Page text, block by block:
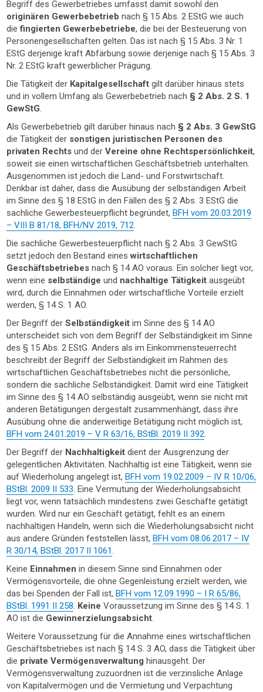
Begriff des Gewerbetriebes umfasst damit sowohl den
originären Gewerbebetrieb nach § 15 Abs. 2 EStG wie auch
diefingierten Gewerbebetriebe, die bei der Besteuerung von
Personengesellschaften gelten. Das ist nach § 15 Abs. 3 Nr. 1
EStG derjenige kraft Abfärbung sowie derjenige nach § 15 Abs. 3
Nr. 2 EStG kraft gewerblicher Prägung.
Die Tätigkeit der Kapitalgesellschaftgilt darüber hinaus stets
und in vollem Umfang als Gewerbebetrieb nach § 2 Abs. 2 S. 1
GewStG.
Als Gewerbebetrieb gilt darüber hinaus nach § 2 Abs. 3 GewStG
die Tätigkeit der sonstigen juristischen Personen des
privaten Rechts und derVereine ohne Rechtspersönlichkeit,
soweit sie einen wirtschaftlichen Geschäftsbetrieb unterhalten.
Ausgenommen ist jedoch die Land- und Forstwirtschaft.
Denkbar ist daher, dass die Ausübung der selbständigen Arbeit
im Sinne des § 18 EStG in den Fällen des § 2 Abs. 3 EStG die
sachliche Gewerbesteuerpflicht begründet,BFH vom 20.03.2019
– VIII B 81/18, BFH/NV 2019, 712.
Die sachliche Gewerbesteuerpflicht nach § 2 Abs. 3 GewStG
setzt jedoch den Bestand eineswirtschaftlichen
Geschäftsbetriebes nach § 14 AO voraus. Ein solcher liegt vor,
wenn eine selbständigeund nachhaltige Tätigkeitausgeübt
wird, durch die Einnahmen oder wirtschaftliche Vorteile erzielt
werden, § 14 S. 1 AO.
Der Begriff derSelbständigkeitim Sinne des § 14 AO
unterscheidet sich von dem Begriff der Selbständigkeit im Sinne
des § 15 Abs. 2 EStG. Anders als im Einkommensteuerrecht
beschreibt der Begriff der Selbständigkeit im Rahmen des
wirtschaftlichen Geschäftsbetriebes nicht die persönliche,
sondern die sachliche Selbständigkeit. Damit wird eine Tätigkeit
im Sinne des § 14 AO selbständig ausgeübt, wenn sie nicht mit
anderen Betätigungen dergestalt zusammenhängt, dass ihre
Ausübung ohne die anderweitige Betätigung nicht möglich ist,
BFH vom 24.01.2019 – V R 63/16, BStBl. 2019 II 392.
Der Begriff der Nachhaltigkeitdient der Ausgrenzung der
gelegentlichen Aktivitäten. Nachhaltig ist eine Tätigkeit, wenn sie
auf Wiederholung angelegt ist,BFH vom 19.02.2009 – IV R 10/06,
BStBl. 2009 II 533. Eine Vermutung der Wiederholungsabsicht
liegt vor, wenn tatsächlich mindestens zwei Geschäfte getätigt
wurden. Wird nur ein Geschäft getätigt, fehlt es an einem
nachhaltigen Handeln, wenn sich die Wiederholungsabsicht nicht
aus andere Gründen feststellen lässt,BFH vom 08.06.2017 – IV
R 30/14, BStBl. 2017 II 1061.
Keine Einnahmenin diesem Sinne sind Einnahmen oder
Vermögensvorteile, die ohne Gegenleistung erzielt werden, wie
das bei Spenden der Fall ist,BFH vom 12.09.1990 – I R 65/86,
BStBl. 1991 II 258. KeineVoraussetzung im Sinne des § 14 S. 1
AO ist die Gewinnerzielungsabsicht.
Weitere Voraussetzung für die Annahme eines wirtschaftlichen
Geschäftsbetriebes ist nach § 14 S. 3 AO, dass die Tätigkeit über
die private Vermögensverwaltunghinausgeht. Der
Vermögensverwaltung zuzuordnen ist die verzinsliche Anlage
von Kapitalvermögen und die Vermietung und Verpachtung